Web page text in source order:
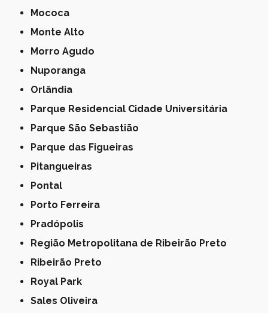
Mococa
Monte Alto
Morro Agudo
Nuporanga
Orlândia
Parque Residencial Cidade Universitária
Parque São Sebastião
Parque das Figueiras
Pitangueiras
Pontal
Porto Ferreira
Pradópolis
Região Metropolitana de Ribeirão Preto
Ribeirão Preto
Royal Park
Sales Oliveira